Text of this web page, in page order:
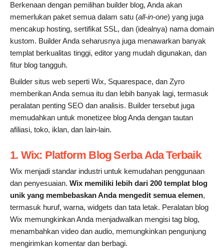
Berkenaan dengan pemilihan builder blog, Anda akan
memerlukan paket semua dalam satu (all-in-one) yang juga
mencakup hosting, sertifikat SSL, dan (idealnya) nama domain
kustom. Builder Anda seharusnya juga menawarkan banyak
templat berkualitas tinggi, editor yang mudah digunakan, dan
fitur blog tangguh.
Builder situs web seperti Wix, Squarespace, dan Zyro
memberikan Anda semua itu dan lebih banyak lagi, termasuk
peralatan penting SEO dan analisis. Builder tersebut juga
memudahkan untuk monetizee blog Anda dengan tautan
afiliasi, toko, iklan, dan lain-lain.
1. Wix: Platform Blog Serba Ada Terbaik
Wix menjadi standar industri untuk kemudahan penggunaan
dan penyesuaian. Wix memiliki lebih dari 200 templat blog
unik yang membebaskan Anda mengedit semua elemen,
termasuk huruf, warna, widgets dan tata letak. Peralatan blog
Wix memungkinkan Anda menjadwalkan mengisi tag blog,
menambahkan video dan audio, memungkinkan pengunjung
mengirimkan komentar dan berbagi.